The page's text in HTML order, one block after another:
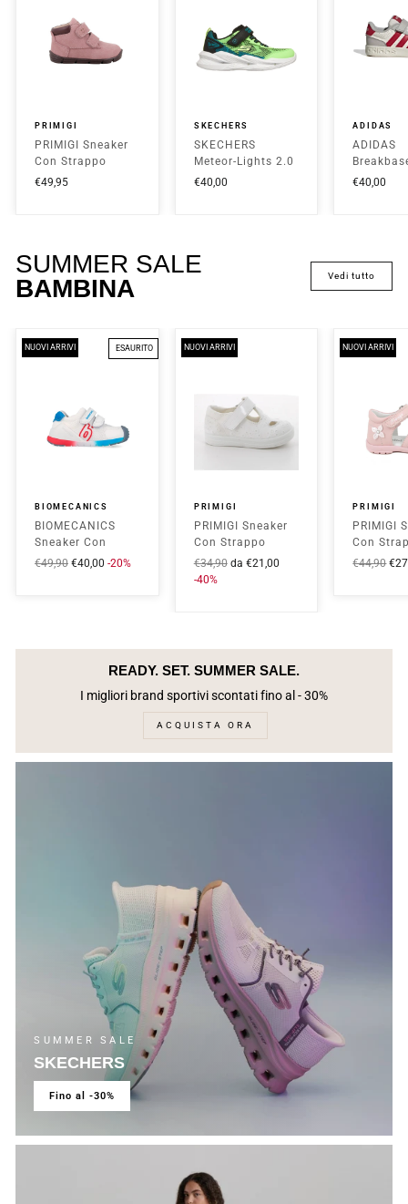
PRIMIGI
PRIMIGI Sneaker
Con Strappo
Bambino - 24031
€49,95
SKECHERS
SKECHERS
Meteor-Lights 2.0
Sneaker Con
€40,00
ADIDAS
ADIDAS
Sneaker
€40,00
SUMMER SALE
BAMBINA
vedi tutto
NUOVI ARRIVI ESAURITO
BIOMECANICS
BIOMECANICS
Sneaker Con
Strappo Bambino
Prezzo
€49,90 Prezzo
€40,00 -20%
NUOVI ARRIVI
PRIMIGI
PRIMIGI Sneaker
Con Strappo
Bambina - 13551
Bianco
Prezzo
intero
€34,90 Prezzo
da €21,00
-40%
NUOVI ARRIVI
PRIMIGI
PRIMIGI
Con
Bambina
Prezzo
€44,90
READY. SET. SUMMER SALE.
I migliori brand sportivi scontati fino al - 30%
ACQUISTA ORA
SUMMER SALE
SKECHERS
fino al -30%